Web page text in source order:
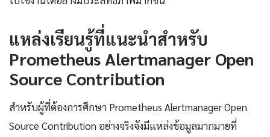
แหล่งเรียนรู้ที่แนะนำสำหรับ
Prometheus Alertmanager Open
Source Contribution
สำหรับผู้ที่ต้องการศึกษา Prometheus Alertmanager Open
Source Contribution อย่างจริงจังมีแหล่งข้อมูลมากมายที่